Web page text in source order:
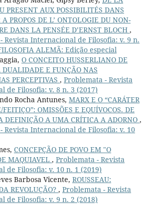
PRESENT AUX POSSIBILITÉS DANS
A PROPOS DE L’ ONTOLOGIE DU NON-
DANS LA PENSÉE D’ERNST BLOCH ,
Revista Internacional de Filosofia: v. 9 n.
ALEMÃ: Edição especial
O CONCEITO HUSSERLIANO DE
DUALIDADE E FUNÇÃO NAS
PERCEPTIVAS , Problemata - Revista
de Filosofia: v. 8 n. 3 (2017)
Rocha Antunes, MARX E O “CARÁTER
OMISSÕES E EQUÍVOCOS. DE
DEFINIÇÃO A UMA CRÍTICA A ADORNO ,
Revista Internacional de Filosofia: v. 10
CONCEPÇÃO DE POVO EM "O
MAQUIAVEL , Problemata - Revista
de Filosofia: v. 10 n. 1 (2019)
Barbosa Vicente, ROUSSEAU:
REVOLUÇÃO? , Problemata - Revista
de Filosofia: v. 9 n. 2 (2018)